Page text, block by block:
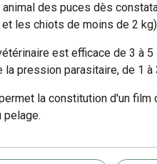
des puces dès
les chiots de moins de 2
est efficace de 3 à
la pression parasitaire, de 1
la constitution d'un film
pelage.